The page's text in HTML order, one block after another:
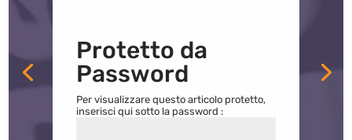
Protetto da
Password
Per visualizzare questo articolo protetto,
inserisci qui sotto la password :